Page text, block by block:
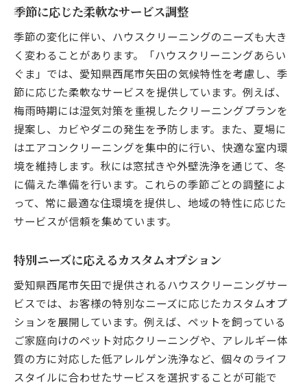
季節に応じた柔軟なサービス調整
季節の変化に伴い、ハウスクリーニングのニーズも大き
く変わることがあります。「ハウスクリーニングあらい
ぐま」では、愛知県西尾市矢田の気候特性を考慮し、季
節に応じた柔軟なサービスを提供しています。例えば、
梅雨時期には湿気対策を重視したクリーニングプランを
提案し、カビやダニの発生を予防します。また、夏場に
はエアコンクリーニングを集中的に行い、快適な室内環
境を維持します。秋には窓拭きや外壁洗浄を通じて、冬
に備えた準備を行います。これらの季節ごとの調整によ
って、常に最適な住環境を提供し、地域の特性に応じた
サービスが信頼を集めています。
特別ニーズに応えるカスタムオプション
愛知県西尾市矢田で提供されるハウスクリーニングサー
ビスでは、お客様の特別なニーズに応じたカスタムオプ
ションを展開しています。例えば、ペットを飼っている
ご家庭向けのペット対応クリーニングや、アレルギー体
質の方に対応した低アレルゲン洗浄など、個々のライフ
スタイルに合わせたサービスを選択することが可能で